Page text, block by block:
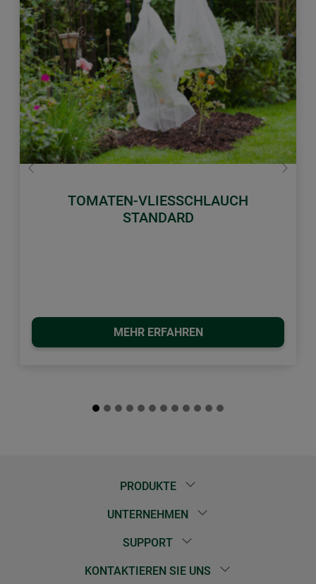
TOMATEN-VLIESSCHLAUCH
STANDARD
MEHR ERFAHREN
Zurück Weiter
PRODUKTE
UNTERNEHMEN
SUPPORT
KONTAKTIEREN SIE UNS